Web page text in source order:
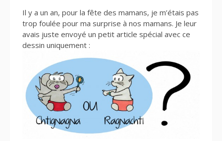
Il y a un an, pour la fête des mamans, je m’étais pas
trop foulée pour ma surprise à nos mamans. Je leur
avais juste envoyé un petit article spécial avec ce
dessin uniquement :